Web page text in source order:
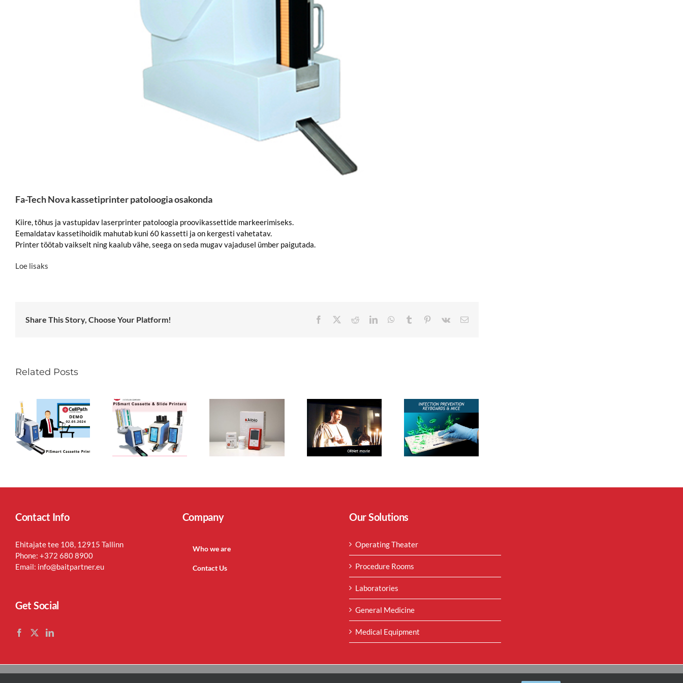
Fa-Tech Nova kassetiprinter patoloogia osakonda
Kiire, tõhus ja vastupidav laserprinter patoloogia proovikassettide markeerimiseks.
Eemaldatav kassetihoidik mahutab kuni 60 kassetti ja on kergesti vahetatav.
Printer töötab vaikselt ning kaalub vähe, seega on seda mugav vajadusel ümber paigutada.
Loe lisaks
Share This Story, Choose Your Platform! Facebook RedditLinkedInWhatsApp
Tumblr Pinterest
Vk Email
Related Posts
Contact Info
Ehitajate tee 108, 12915 Tallinn
Phone: +372 680 8900
Email: info@baitpartner.eu
Get Social
Company
Who we are
Contact Us
Our Solutions
Operating Theater
Procedure Rooms
Laboratories
General Medicine
Medical Equipment